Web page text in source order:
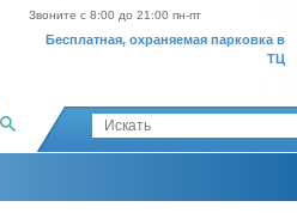
Звоните с 8:00 до 21:00 пн-пт
Бесплатная, охраняемая парковка в
ТЦ